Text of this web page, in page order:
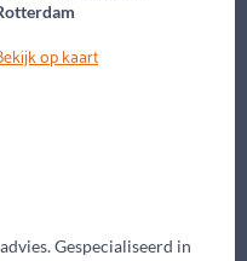
op kaart
Gespecialiseerd in